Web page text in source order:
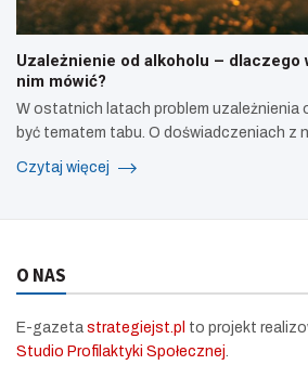
Uzależnienie od alkoholu – dlaczego
nim mówić?
W ostatnich latach problem uzależnienia
być tematem tabu. O doświadczeniach z
Czytaj więcej
O NAS
E-gazeta strategiejst.pl to projekt
Studio Profilaktyki Społecznej